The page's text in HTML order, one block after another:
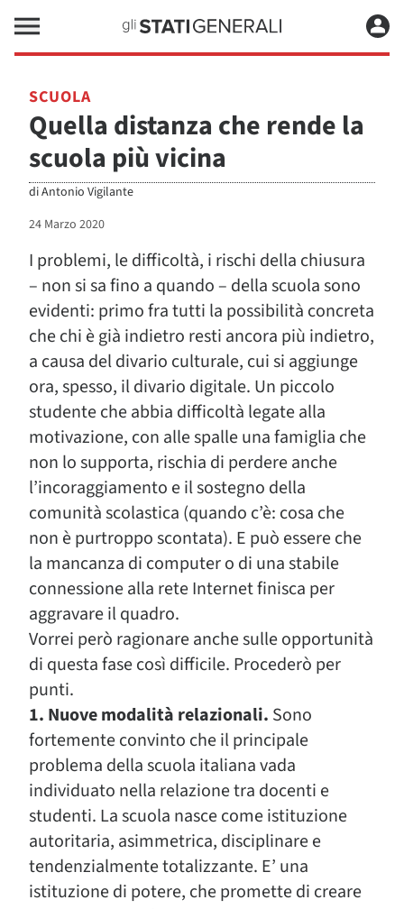
SCUOLA
Quella distanza che rende la
scuola più vicina
diAntonio Vigilante
24 Marzo 2020
I problemi, le difficoltà, i rischi della chiusura
– non si sa fino a quando – della scuola sono
evidenti: primo fra tutti la possibilità concreta
che chi è già indietro resti ancora più indietro,
a causa del divario culturale, cui si aggiunge
ora, spesso, il divario digitale. Un piccolo
studente che abbia difficoltà legate alla
motivazione, con alle spalle una famiglia che
non lo supporta, rischia di perdere anche
l’incoraggiamento e il sostegno della
comunità scolastica (quando c’è: cosa che
non è purtroppo scontata). E può essere che
la mancanza di computer o di una stabile
connessione alla rete Internet finisca per
aggravare il quadro.
Vorrei però ragionare anche sulle opportunità
di questa fase così difficile. Procederò per
punti.
1. Nuove modalità relazionali. Sono
fortemente convinto che il principale
problema della scuola italiana vada
individuato nella relazione tra docenti e
studenti. La scuola nasce come istituzione
autoritaria, asimmetrica, disciplinare e
tendenzialmente totalizzante. E’ una
istituzione di potere, che promette di creare